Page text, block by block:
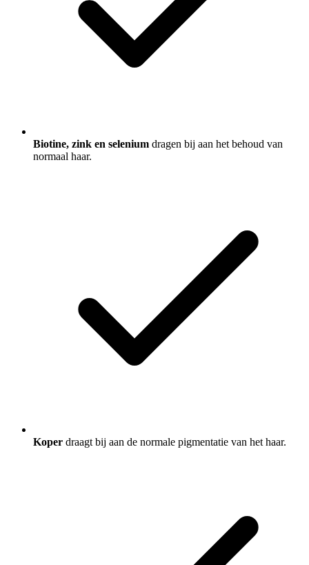
Biotine, zink en selenium dragen bij aan het behoud van
normaal haar.
Koper draagt bij aan de normale pigmentatie van het haar.